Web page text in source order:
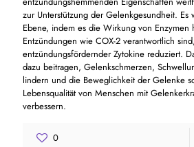
zur Unterstützung der Gelenkgesundheit. Es
Ebene, indem es die Wirkung von Enzymen
Entzündungen wie COX-2 verantwortlich
entzündungsfördernder Zytokine reduziert.
dazu beitragen, Gelenkschmerzen,
lindern und die Beweglichkeit der Gelenke
Lebensqualität von Menschen mit
verbessern.
0